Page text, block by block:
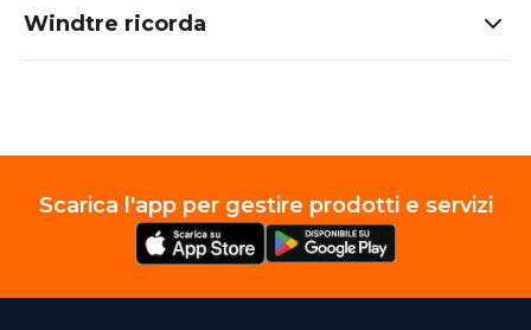
Windtre ricorda
Scarica l'app per gestire prodotti e servizi